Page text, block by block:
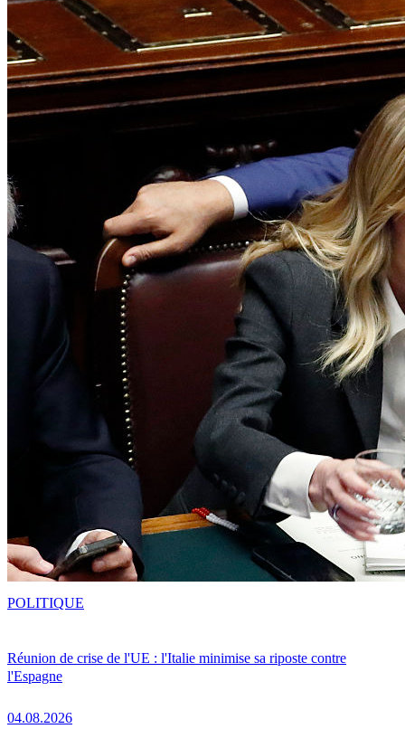
Réunion de crise de l'UE : l'Italie minimise sa riposte contre
l'Espagne
04.08.2026
POLITIQUE